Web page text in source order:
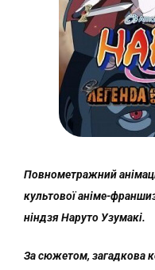
Повнометражний
культової аніме-
ніндзя Наруто Узумакі.
За сюжетом, загадкова